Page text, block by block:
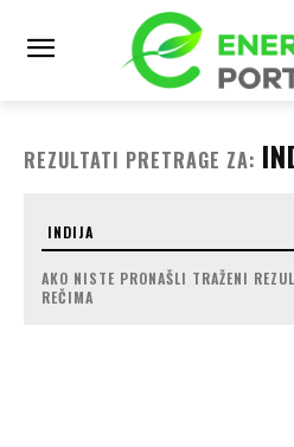
REZULTATI PRETRAGE ZA:
AKO NISTE PRONAŠLI TRAŽENI
REČIMA